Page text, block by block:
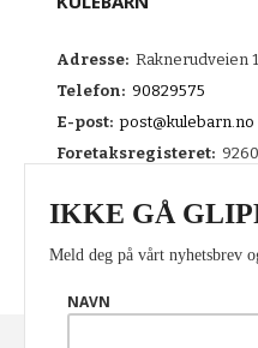
Adresse: Raknerudveien
Telefon: 90829575
E-post: post@kulebarn.no
Foretaksregisteret:
IKKE GÅ
Meld deg på vårt nyhetsbrev
NAVN